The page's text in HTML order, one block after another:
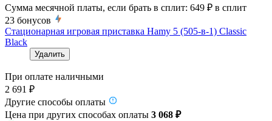
Сумма месячной платы, если брать в сплит: 649 ₽ в сплит
23 бонусов
Стационарная игровая приставка Hamy 5 (505-в-1) Classic
Black
Удалить
При оплате наличными
2 691 ₽
Другие способы оплаты
Цена при других способах оплаты 3 068 ₽